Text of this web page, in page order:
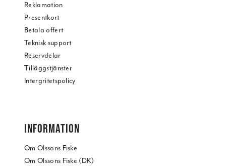
Reklamation
Presentkort
Betala offert
Teknisk support
Reservdelar
Tilläggstjänster
Intergritetspolicy
INFORMATION
Om Olssons Fiske
Om Olssons Fiske (DK)